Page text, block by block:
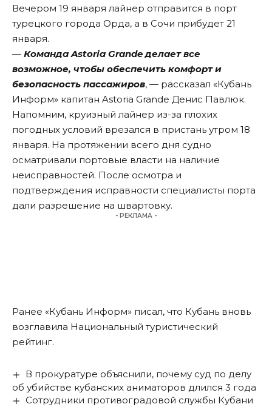
Вечером 19 января лайнер отправится в порт
турецкого города Орда, а в Сочи прибудет 21
января.
— Команда Astoria Grande делает все
возможное, чтобы обеспечить комфорт и
безопасность пассажиров, — рассказал «Кубань
Информ» капитан Astoria Grande Денис Павлюк.
Напомним, круизный лайнер из-за плохих
погодных условий врезался в пристань утром 18
января. На протяжении всего дня судно
осматривали портовые власти на наличие
неисправностей. После осмотра и
подтверждения исправности специалисты порта
дали разрешение на швартовку.
- РЕКЛАМА -
Ранее «Кубань Информ» писал, что Кубань вновь
возглавила Национальный туристический
рейтинг.
В прокуратуре объяснили, почему суд по делу
об убийстве кубанских аниматоров длился 3 года
Сотрудники противоградовой службы Кубани